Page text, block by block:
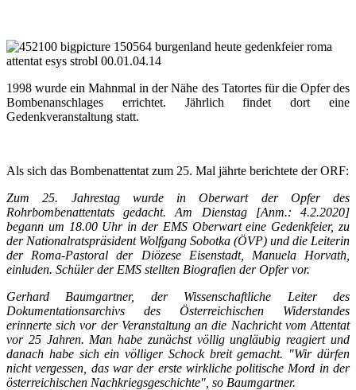
1998 wurde ein Mahnmal in der Nähe des Tatortes für die Opfer des
Bombenanschlages errichtet. Jährlich findet dort eine
Gedenkveranstaltung statt.
Als sich das Bombenattentat zum 25. Mal jährte berichtete der ORF:
Zum 25. Jahrestag wurde in Oberwart der Opfer des
Rohrbombenattentats gedacht. Am Dienstag [Anm.: 4.2.2020]
begann um 18.00 Uhr in der EMS Oberwart eine Gedenkfeier, zu
der Nationalratspräsident Wolfgang Sobotka (ÖVP) und die Leiterin
der Roma-Pastoral der Diözese Eisenstadt, Manuela Horvath,
einluden. Schüler der EMS stellten Biografien der Opfer vor.
Gerhard Baumgartner, der Wissenschaftliche Leiter des
Dokumentationsarchivs des Österreichischen Widerstandes
erinnerte sich vor der Veranstaltung an die Nachricht vom Attentat
vor 25 Jahren. Man habe zunächst völlig ungläubig reagiert und
danach habe sich ein völliger Schock breit gemacht. "Wir dürfen
nicht vergessen, das war der erste wirkliche politische Mord in der
österreichischen Nachkriegsgeschichte", so Baumgartner.